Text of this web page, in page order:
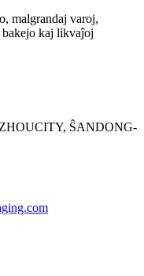
malgrandaj varoj,
kaj likvaĵoj
ŜANDONG-